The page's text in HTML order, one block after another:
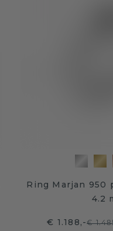
Ring Marjan
4.2
€ 1.188,-€